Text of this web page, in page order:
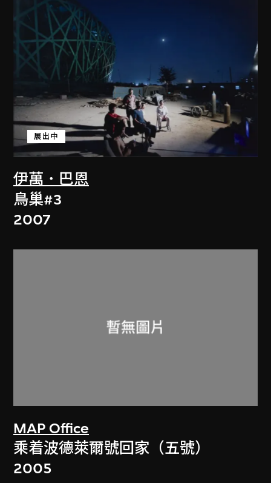
伊萬．巴恩
展出中
鳥巢#3
2007
MAP Office
乘着波德萊爾號回家（五號）
2005